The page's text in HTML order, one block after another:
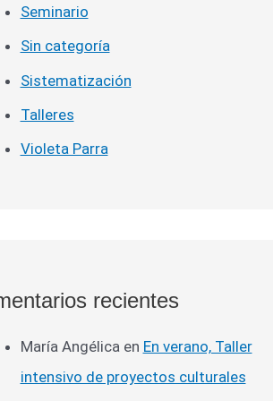
Seminario
Sin categoría
Sistematización
Talleres
Violeta Parra
recientes
María Angélica en En verano, Taller
intensivo de proyectos culturales